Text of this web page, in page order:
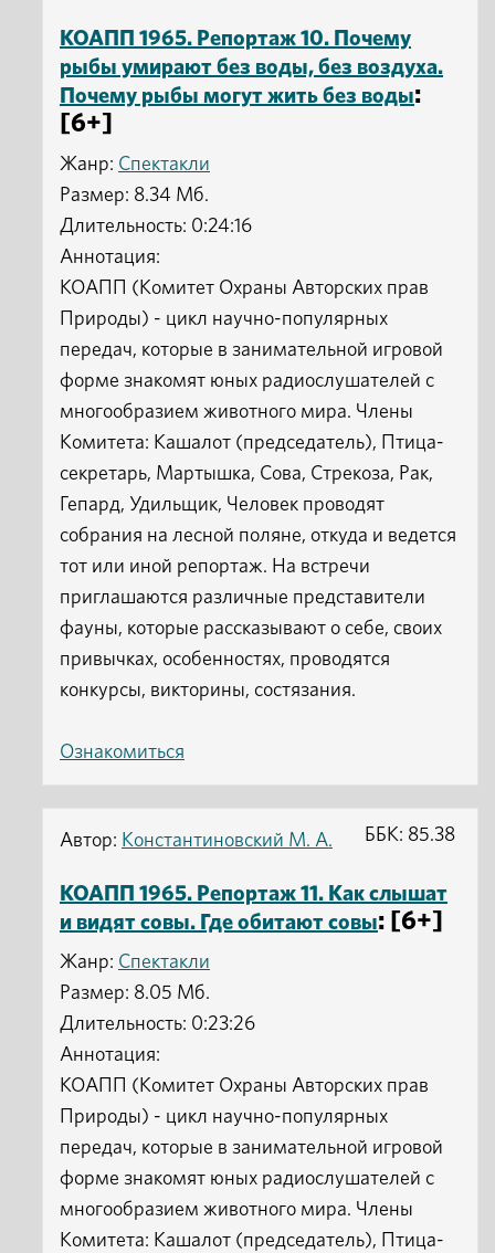
КОАПП 1965. Репортаж 10. Почему
рыбы умирают без воды, без воздуха.
Почему рыбы могут жить без воды:
[6+]
Жанр: Спектакли
Размер: 8.34 Мб.
Длительность: 0:24:16
Аннотация:
КОАПП (Комитет Охраны Авторских прав
Природы) - цикл научно-популярных
передач, которые в занимательной игровой
форме знакомят юных радиослушателей с
многообразием животного мира. Члены
Комитета: Кашалот (председатель), Птица-
секретарь, Мартышка, Сова, Стрекоза, Рак,
Гепард, Удильщик, Человек проводят
собрания на лесной поляне, откуда и ведется
тот или иной репортаж. На встречи
приглашаются различные представители
фауны, которые рассказывают о себе, своих
привычках, особенностях, проводятся
конкурсы, викторины, состязания.
Ознакомиться
Автор: Константиновский М. А.
КОАПП 1965. Репортаж 11. Как слышат
и видят совы. Где обитают совы: [6+]
Жанр: Спектакли
ББК: 85.38
Размер: 8.05 Мб.
Длительность: 0:23:26
Аннотация:
КОАПП (Комитет Охраны Авторских прав
Природы) - цикл научно-популярных
передач, которые в занимательной игровой
форме знакомят юных радиослушателей с
многообразием животного мира. Члены
Комитета: Кашалот (председатель), Птица-